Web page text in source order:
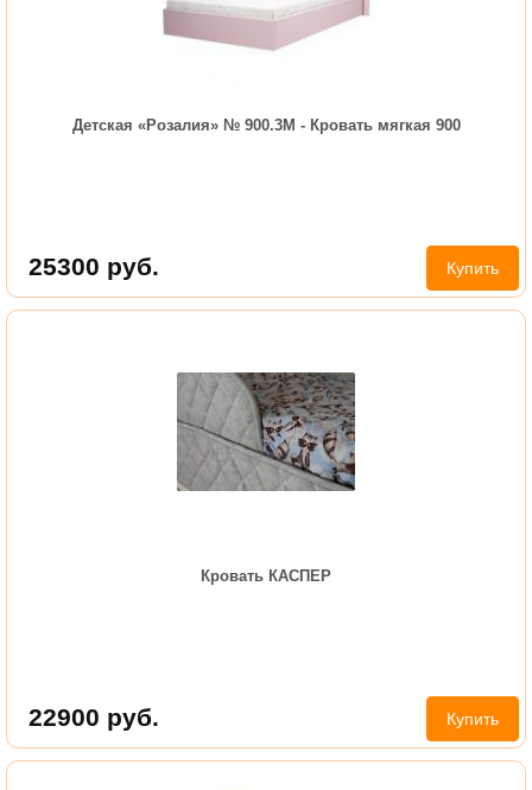
Детская «Розалия» № 900.3М - Кровать мягкая 900
25300 руб. Купить
Кровать КАСПЕР
22900 руб. Купить